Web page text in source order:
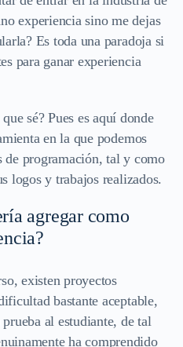
experiencia sino me dejas
Es toda una paradoja si
para ganar experiencia
sé? Pues es aquí donde
en la que podemos
de programación, tal y como
logos y trabajos realizados.
agregar como
existen proyectos
bastante aceptable,
al estudiante, de tal
ha comprendido